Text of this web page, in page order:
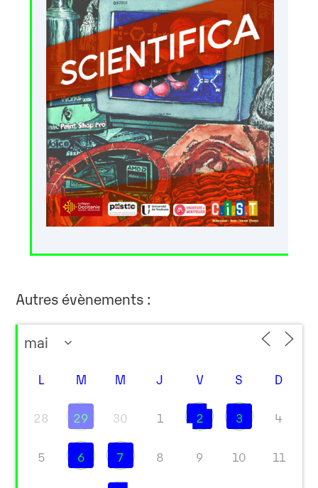
Autres évènements :
L M M J V S D
28 29 30 1 2 3 4
5 6 7 8 9 10 11